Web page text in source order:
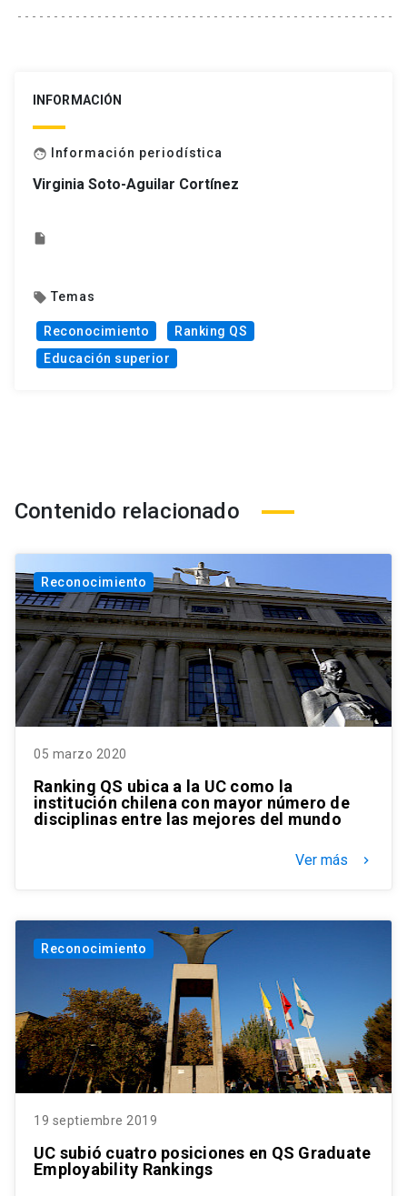
INFORMACIÓN
face Información periodística
Virginia Soto-Aguilar Cortínez
insert_drive_file
local_offer Temas
Reconocimiento
Ranking QS
Educación superior
Contenido relacionado
Reconocimiento
05 marzo 2020
Ranking QS ubica a la UC como la
institución chilena con mayor número de
disciplinas entre las mejores del mundo
Ver más keyboard_arrow_right
Reconocimiento
19 septiembre 2019
UC subió cuatro posiciones en QS Graduate
Employability Rankings